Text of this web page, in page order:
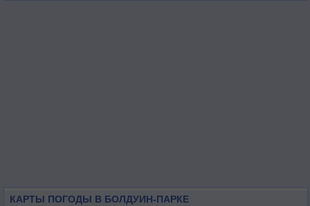
КАРТЫ ПОГОДЫ В БОЛДУИН-ПАРКЕ